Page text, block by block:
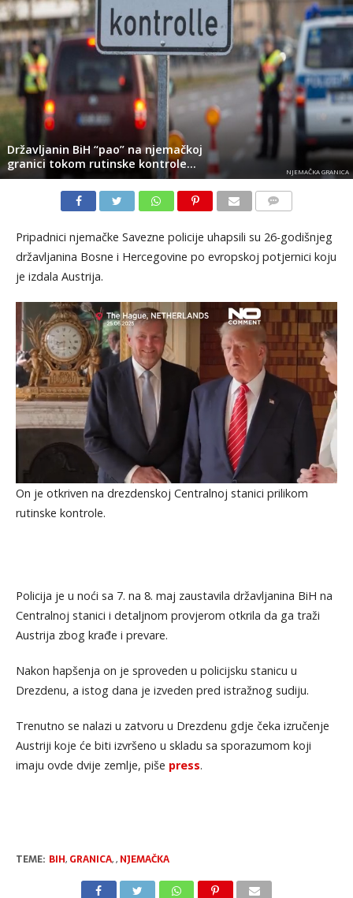
Državljanin BiH “pao” na njemačkoj
granici tokom rutinske kontrole…
NJEMAČKA GRANICA
Pripadnici njemačke Savezne policije uhapsili su 26-godišnjeg
državljanina Bosne i Hercegovine po evropskoj potjernici koju
je izdala Austrija.
On je otkriven na drezdenskoj Centralnoj stanici prilikom
rutinske kontrole.
Policija je u noći sa 7. na 8. maj zaustavila državljanina BiH na
Centralnoj stanici i detaljnom provjerom otkrila da ga traži
Austrija zbog krađe i prevare.
Nakon hapšenja on je sproveden u policijsku stanicu u
Drezdenu, a istog dana je izveden pred istražnog sudiju.
Trenutno se nalazi u zatvoru u Drezdenu gdje čeka izručenje
Austriji koje će biti izvršeno u skladu sa sporazumom koji
imaju ovde dvije zemlje, piše press.
TEME: BIH, GRANICA,, NJEMAČKA